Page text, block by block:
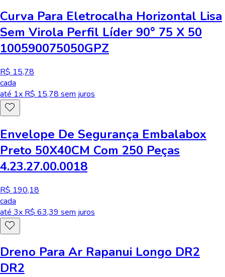
Curva Para Eletrocalha Horizontal Lisa
Sem Virola Perfil Líder 90° 75 X 50
100590075050GPZ
R$ 15,78
cada
até 1x R$ 15,78 sem juros
Envelope De Segurança Embalabox
Preto 50X40CM Com 250 Peças
4.23.27.00.0018
R$ 190,18
cada
até 3x R$ 63,39 sem juros
Dreno Para Ar Rapanui Longo DR2
DR2